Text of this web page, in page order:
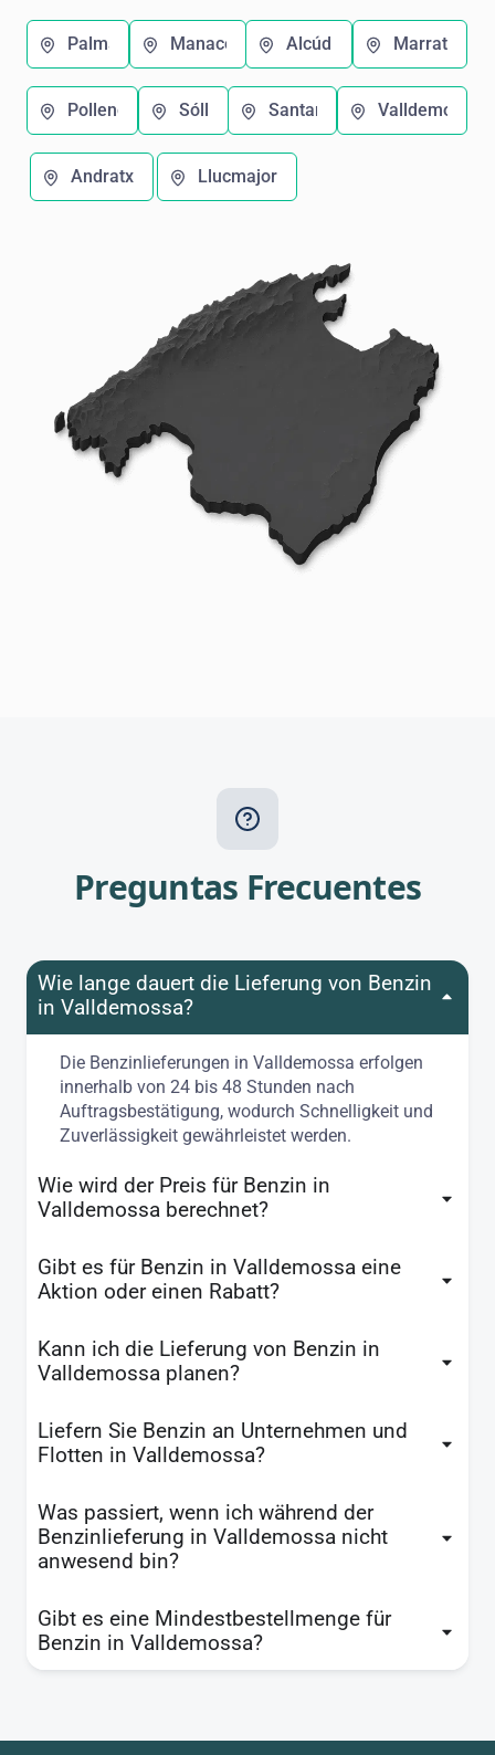
Palma Manacor Alcúdia Marratxí
Pollença Sóller Santanyí Valldemosa
Andratx Llucmajor
Preguntas Frecuentes
Wie lange dauert die Lieferung von Benzin
in Valldemossa?
Die Benzinlieferungen in Valldemossa erfolgen
innerhalb von 24 bis 48 Stunden nach
Auftragsbestätigung, wodurch Schnelligkeit und
Zuverlässigkeit gewährleistet werden.
Wie wird der Preis für Benzin in
Valldemossa berechnet?
Gibt es für Benzin in Valldemossa eine
Aktion oder einen Rabatt?
Kann ich die Lieferung von Benzin in
Valldemossa planen?
Liefern Sie Benzin an Unternehmen und
Flotten in Valldemossa?
Was passiert, wenn ich während der
Benzinlieferung in Valldemossa nicht
anwesend bin?
Gibt es eine Mindestbestellmenge für
Benzin in Valldemossa?